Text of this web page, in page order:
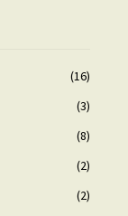
(16)
(3)
(8)
(2)
(2)